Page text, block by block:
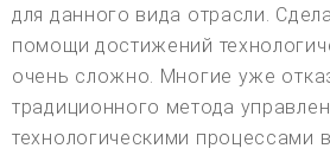
для данного вида отрасли.
помощи достижений
очень сложно. Многие уже
традиционного метода
технологическими процессами в